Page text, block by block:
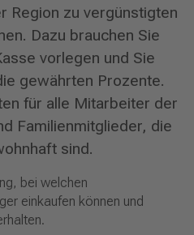
Region zu vergünstigten
Dazu brauchen Sie
vorlegen und Sie
gewährten Prozente.
für alle Mitarbeiter der
Familienmitglieder, die
sind.
bei welchen
einkaufen können und